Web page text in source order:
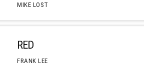
MIKE LOST
RED
FRANK LEE